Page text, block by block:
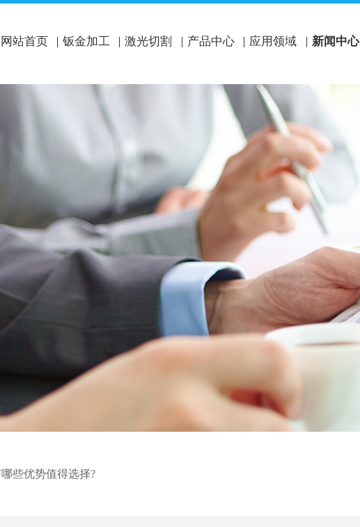
网站首页 钣金加工 激光切割 产品中心 应用领域 新闻中心
些优势值得选择?